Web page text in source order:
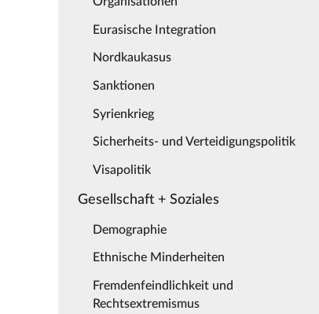
Eurasische Integration
Nordkaukasus
Sanktionen
Syrienkrieg
Sicherheits- und Verteidigungspolitik
Visapolitik
Gesellschaft + Soziales
Demographie
Ethnische Minderheiten
Fremdenfeindlichkeit und
Rechtsextremismus